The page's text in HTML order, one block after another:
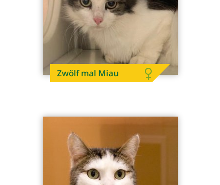
Zwölf mal Miau